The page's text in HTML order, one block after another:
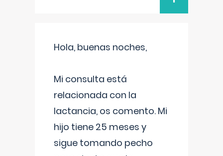
Hola, buenas noches,
Mi consulta está
relacionada con la
lactancia, os comento. Mi
hijo tiene 25 meses y
sigue tomando pecho